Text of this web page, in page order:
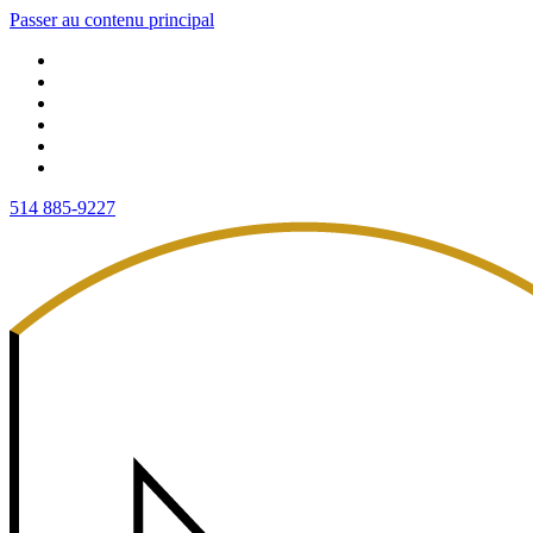
Passer au contenu principal
514 885-9227